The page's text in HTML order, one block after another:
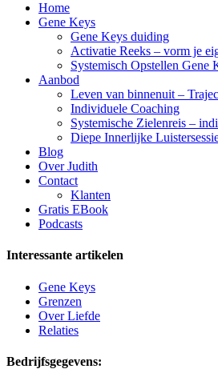
Home
Gene Keys
Gene Keys duiding
Activatie Reeks – vorm je
Systemisch Opstellen Gene
Aanbod
Leven van binnenuit –
Individuele Coaching
Systemische Zielenreis –
Diepe Innerlijke
Blog
Over Judith
Contact
Klanten
Gratis EBook
Podcasts
Interessante artikelen
Gene Keys
Grenzen
Over Liefde
Relaties
Bedrijfsgegevens: